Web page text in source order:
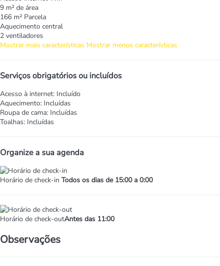
9 m² de área
166 m² Parcela
Aquecimento central
2 ventiladores
Mostrar mais características Mostrar menos características
Serviços obrigatórios ou incluídos
Acesso à internet: Incluído
Aquecimento: Incluídas
Roupa de cama: Incluídas
Toalhas: Incluídas
Organize a sua agenda
Horário de check-in Todos os dias de 15:00 a 0:00
Horário de check-outAntes das 11:00
Observações